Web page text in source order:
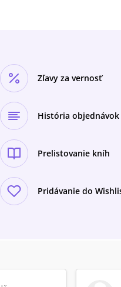
Zľavy za vernosť
História objednávok
Prelistovanie kníh
Pridávanie do